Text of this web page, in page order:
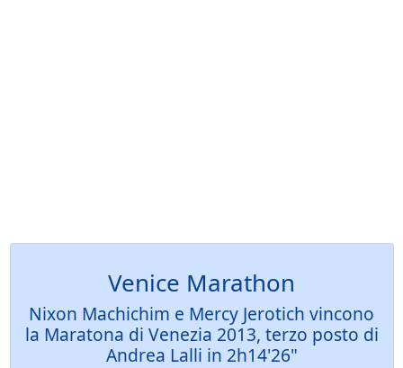
Venice Marathon
Nixon Machichim e Mercy Jerotich vincono
la Maratona di Venezia 2013, terzo posto di
Andrea Lalli in 2h14'26"